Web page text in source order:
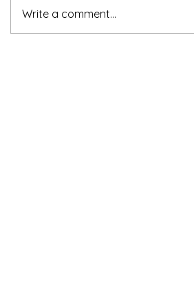
Write a comment...